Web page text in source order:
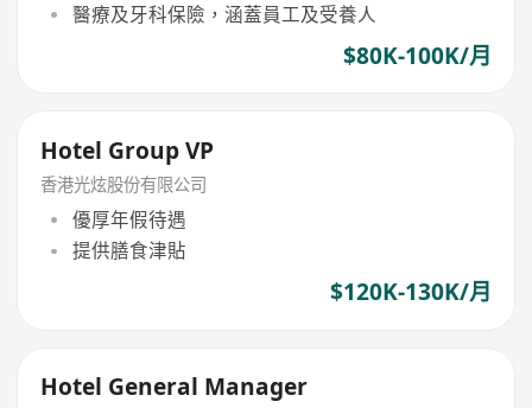
醫療及牙科保險，涵蓋員工及受養人
$80K-100K/月
Hotel Group VP
香港光炫股份有限公司
優厚年假待遇
提供膳食津貼
$120K-130K/月
Hotel General Manager